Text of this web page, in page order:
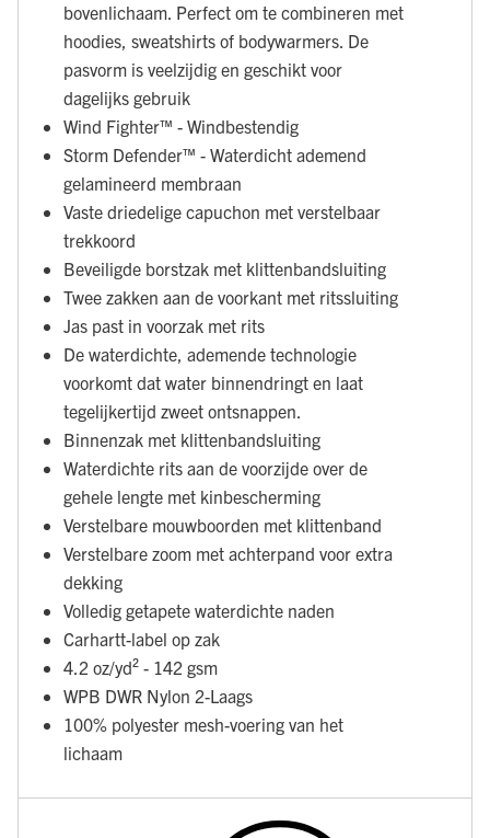
bovenlichaam. Perfect om te combineren met
hoodies, sweatshirts of bodywarmers. De
pasvorm is veelzijdig en geschikt voor
dagelijks gebruik
Wind Fighter™ - Windbestendig
Storm Defender™ - Waterdicht ademend
gelamineerd membraan
Vaste driedelige capuchon met verstelbaar
trekkoord
Beveiligde borstzak met klittenbandsluiting
Twee zakken aan de voorkant met ritssluiting
Jas past in voorzak met rits
De waterdichte, ademende technologie
voorkomt dat water binnendringt en laat
tegelijkertijd zweet ontsnappen.
Binnenzak met klittenbandsluiting
Waterdichte rits aan de voorzijde over de
gehele lengte met kinbescherming
Verstelbare mouwboorden met klittenband
Verstelbare zoom met achterpand voor extra
dekking
Volledig getapete waterdichte naden
Carhartt-label op zak
4.2 oz/yd² - 142 gsm
WPB DWR Nylon 2-Laags
100% polyester mesh-voering van het
lichaam